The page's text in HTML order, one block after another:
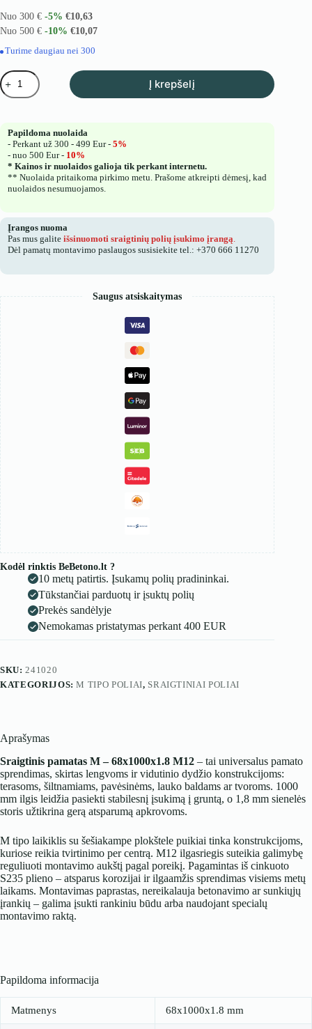
€16,51.
€11,19.
Nuo 300 € -5% €10,63
Nuo 500 € -10% €10,07
Turime daugiau nei 300
produkto
kiekis:
Sraigtinis
68X1000mm
Į krepšelį
Papildoma nuolaida
- Perkant už 300 - 499 Eur - 5%
- nuo 500 Eur -10%
* Kainos ir nuolaidos galioja tik perkant internetu.
** Nuolaida pritaikoma pirkimo metu. Prašome atkreipti dėmesį, kad
nuolaidos nesumuojamos.
Įrangos nuoma
Pas mus galite išsinuomoti sraigtinių polių įsukimo įrangą.
Dėl pamatų montavimo paslaugos susisiekite tel.: +370 666 11270
Saugus atsiskaitymas
Kodėl rinktis BeBetono.lt ?
10 metų patirtis. Įsukamų polių pradininkai.
Tūkstančiai parduotų ir įsuktų polių
Prekės sandėlyje
Nemokamas pristatymas perkant 400 EUR
SKU:241020
KATEGORIJOS:M TIPO POLIAI, SRAIGTINIAI POLIAI
Aprašymas
Sraigtinis pamatas M – 68x1000x1.8 M12 – tai universalus pamato
sprendimas, skirtas lengvoms ir vidutinio dydžio konstrukcijoms:
terasoms, šiltnamiams, pavėsinėms, lauko baldams ar tvoroms. 1000
mm ilgis leidžia pasiekti stabilesnį įsukimą į gruntą, o 1,8 mm sienelės
storis užtikrina gerą atsparumą apkrovoms.
M tipo laikiklis su šešiakampe plokštele puikiai tinka konstrukcijoms,
kuriose reikia tvirtinimo per centrą. M12 ilgasriegis suteikia galimybę
reguliuoti montavimo aukštį pagal poreikį. Pagamintas iš cinkuoto
S235 plieno – atsparus korozijai ir ilgaamžis sprendimas visiems metų
laikams. Montavimas paprastas, nereikalauja betonavimo ar sunkiųjų
įrankių – galima įsukti rankiniu būdu arba naudojant specialų
montavimo raktą.
Papildoma informacija
Matmenys 68x1000x1.8 mm